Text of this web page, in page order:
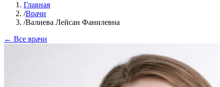
Главная
/Врачи
/Валиева Лейсан Фанилевна
← Все врачи